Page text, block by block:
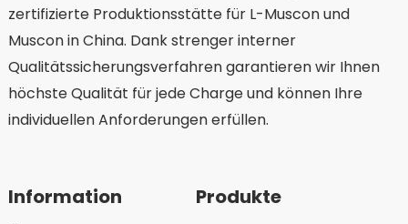
zertifizierte Produktionsstätte für L-Muscon und
Muscon in China. Dank strenger interner
Qualitätssicherungsverfahren garantieren wir Ihnen
höchste Qualität für jede Charge und können Ihre
individuellen Anforderungen erfüllen.
Information Produkte